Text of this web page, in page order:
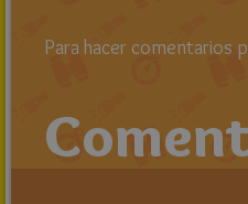
Para hacer comentarios